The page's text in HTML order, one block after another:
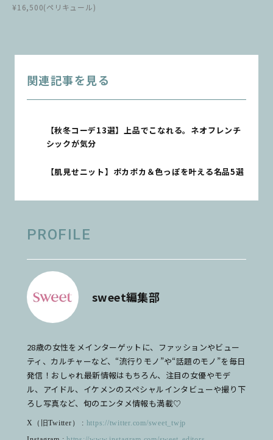
¥16,500(ペリキュール)
関連記事を見る
【秋冬コーデ13選】上品でこなれる。ネオフレンチ
シックが気分
【肌見せニット】ポカポカ＆色っぽを叶える名品5選
PROFILE
sweet編集部
28歳の女性をメインターゲットに、ファッションやビュー
ティ、カルチャーなど、“流行りモノ”や“話題のモノ”を毎日
発信！おしゃれ最新情報はもちろん、注目の女優やモデ
ル、アイドル、イケメンのスペシャルインタビューや撮り下
ろし写真など、旬のエンタメ情報も満載♡
X（旧Twitter） : https://twitter.com/sweet_twjp